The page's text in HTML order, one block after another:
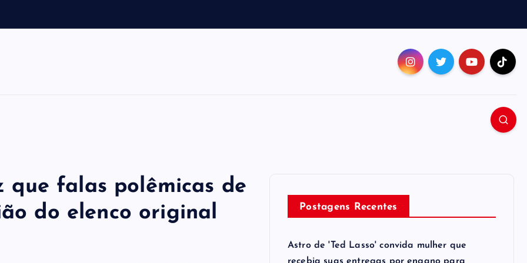
falas polêmicas de
do elenco original
Postagens Recentes
Astro de 'Ted Lasso' convida mulher que
recebia suas entregas por engano para